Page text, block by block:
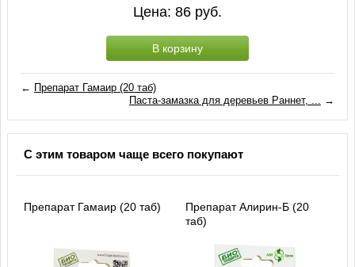
Цена: 86 руб.
В корзину
← Препарат Гамаир (20 таб)
Паста-замазка для деревьев Раннет, ...
→
С этим товаром чаще всего покупают
Препарат Гамаир (20 таб)
Препарат Алирин-Б (20
таб)